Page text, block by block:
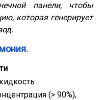
панели, чтобы
которая генерирует
(> 90%),